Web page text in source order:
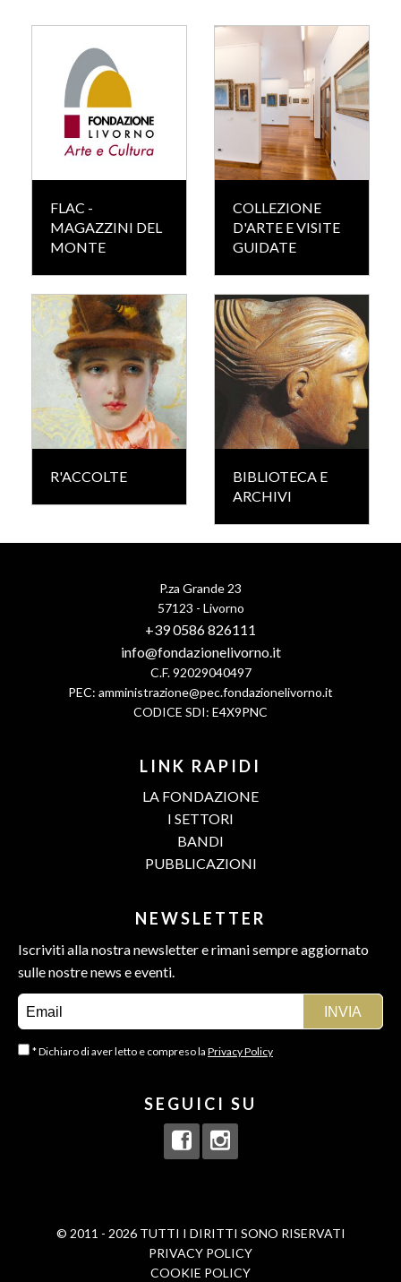
FLAC -
MAGAZZINI DEL
MONTE
COLLEZIONE
D'ARTE E VISITE
GUIDATE
R'ACCOLTE
BIBLIOTECA E
ARCHIVI
P.za Grande 23
57123 - Livorno
+39 0586 826111
info@fondazionelivorno.it
C.F. 92029040497
PEC: amministrazione@pec.fondazionelivorno.it
CODICE SDI: E4X9PNC
LINK RAPIDI
LA FONDAZIONE
I SETTORI
BANDI
PUBBLICAZIONI
NEWSLETTER
Iscriviti alla nostra newsletter e rimani sempre aggiornato
sulle nostre news e eventi.
* Dichiaro di aver letto e compreso la Privacy Policy
SEGUICI SU
© 2011 - 2026 TUTTI I DIRITTI SONO RISERVATI
PRIVACY POLICY
COOKIE POLICY